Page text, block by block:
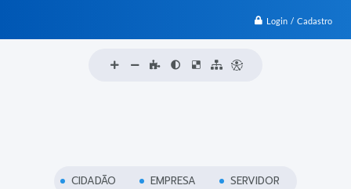
Login / Cadastro
CIDADÃO EMPRESA SERVIDOR